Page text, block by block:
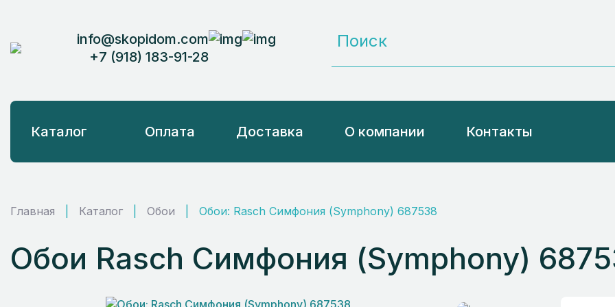
info@skopidom.com
+7 (918) 183-91-28
Каталог Оплата Доставка О компании Контакты
Главная Каталог Обои Обои: Rasch Симфония (Symphony) 687538
Обои Rasch Симфония (Symphony)